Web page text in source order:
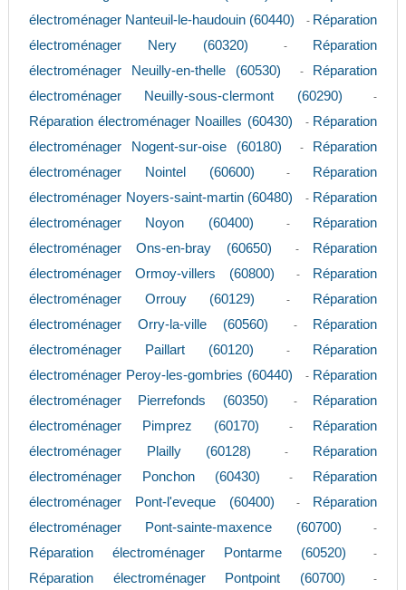
électroménager Nanteuil-le-haudouin (60440)
- Réparation
électroménager Nery (60320)
-
Réparation
électroménager Neuilly-en-thelle (60530)
-
Réparation
électroménager Neuilly-sous-clermont (60290)
-
Réparation électroménager Noailles (60430) - Réparation
électroménager Nogent-sur-oise (60180)
-
Réparation
électroménager Nointel (60600)
-
Réparation
électroménager Noyers-saint-martin (60480)
- Réparation
électroménager Noyon (60400)
-
Réparation
électroménager Ons-en-bray (60650)
-
Réparation
électroménager Ormoy-villers (60800)
-
Réparation
électroménager Orrouy (60129)
-
Réparation
électroménager Orry-la-ville (60560)
-
Réparation
électroménager Paillart (60120)
-
Réparation
électroménager Peroy-les-gombries (60440)
- Réparation
électroménager Pierrefonds (60350)
-
Réparation
électroménager Pimprez (60170)
-
Réparation
électroménager Plailly (60128)
-
Réparation
électroménager Ponchon (60430)
-
Réparation
électroménager Pont-l'eveque (60400)
-
Réparation
électroménager Pont-sainte-maxence (60700)
-
Réparation électroménager Pontarme (60520) -
Réparation électroménager Pontpoint (60700) -